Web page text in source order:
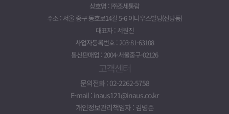
공지함으로써 효력을 발생합니다.
2. 회사의 변경된 약관을 초기화면에 공지함으로써 회원은
직접 확인할 수 있습니다. 회원은 수정된 약관에 동의하지
않을 경우 등록을 취소할 수 있으며, 서비스를 계속 이용할
경우 약관 수정에 대한 동의로 간주합니다.
이 약관에 명시되지 아니한 사항에 대해서는
전기통신기본법, 전기통신사업법, 정보통신망 이용촉진
- 대금지급정보의 경우, 대금의 완제일 또는
채권소멸시효기간의 만료된 때
- 배송정보의 경우, 물품 또는 서비스가 인도되거나 제공된
(단, 상법 등 법령의 규정에 의하여 보존할 필요성이 있는
경우에는 예외로 합니다.)
위 보유기간에도 불구하고 계속 보유하여야 할 필요가 있을
경우에는 귀하의 동의를 받겠습니다.
* 계약기간이 끝나고 이용요금의 정산 등으로 일정기간
상호명 : ㈜조세통람
주소 : 서울 중구 동호로14길 5-6 이나우스빌딩(신당동)
대표자 : 서원진
사업자등록번호 : 203-81-63108
통신판매업 : 2004-서울중구-02126
고객센터
문의전화 : 02-2262-5758
E-mail : inaus121@inaus.co.kr
개인정보관리책임자 : 김병준